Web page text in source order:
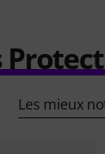
Les mieux